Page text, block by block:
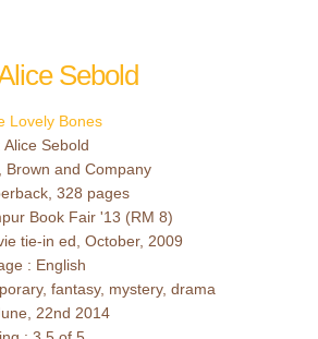
Sebold
Lovely Bones
Alice Sebold
Brown and Company
328 pages
Book Fair '13 (RM 8)
tie-in ed, October, 2009
: English
fantasy, mystery, drama
22nd 2014